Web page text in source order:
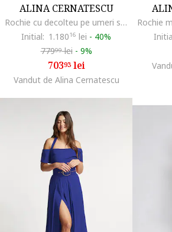
ALINA CERNATESCU
Rochie cu decolteu pe umeri si volane
Initial: 1.18016 lei - 40%
77999lei - 9%
70393lei
Vandut de Alina Cernatescu